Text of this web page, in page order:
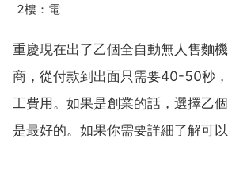
2樓：電
重慶現在出了乙個全自動無人售麵
商，從付款到出面只需要40-50秒
工費用。如果是創業的話，選擇乙
是最好的。如果你需要詳細了解可以